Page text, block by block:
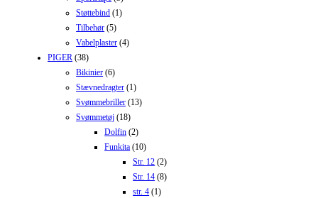
Støttebind (1)
Tilbehør (5)
Vabelplaster (4)
PIGER (38)
Bikinier (6)
Stævnedragter (1)
Svømmebriller (13)
Svømmetøj (18)
Dolfin (2)
Funkita (10)
Str. 12 (2)
Str. 14 (8)
str. 4 (1)